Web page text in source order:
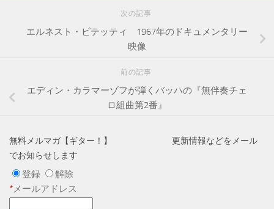
次の記事
エルネスト・ビテッティ 1967年のドキュメンタリー
映像
前の記事
エディン・カラマーゾフが弾くバッハの『無伴奏チェ
ロ組曲第2番』
無料メルマガ【ギター！】 更新情報などをメール
でお知らせします
登録
解除
*メールアドレス